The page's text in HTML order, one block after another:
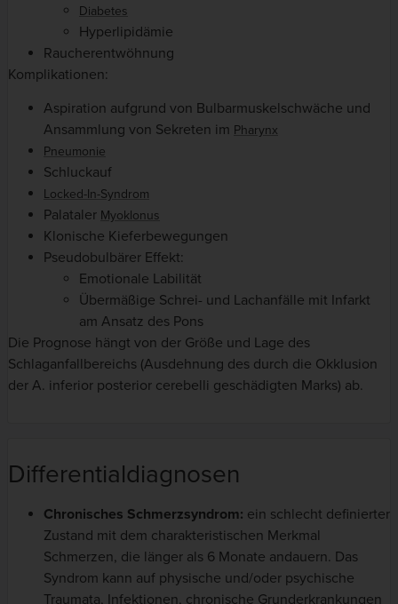
Diabetes
Hyperlipidämie
Raucherentwöhnung
Komplikationen:
Aspiration aufgrund von Bulbarmuskelschwäche und
Ansammlung von Sekreten im Pharynx
Pneumonie
Schluckauf
Locked-In-Syndrom
Palataler Myoklonus
Klonische Kieferbewegungen
Pseudobulbärer Effekt:
Emotionale Labilität
Übermäßige Schrei- und Lachanfälle mit Infarkt
am Ansatz des Pons
Die Prognose hängt von der Größe und Lage des
Schlaganfallbereichs (Ausdehnung des durch die Okklusion
der A. inferior posterior cerebelli geschädigten Marks) ab.
Differentialdiagnosen
Chronisches Schmerzsyndrom: ein schlecht definierter
Zustand mit dem charakteristischen Merkmal
Schmerzen, die länger als 6 Monate andauern. Das
Syndrom kann auf physische und/oder psychische
Traumata, Infektionen, chronische Grunderkrankungen